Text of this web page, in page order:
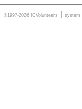
©1997-2026 ICVolunteers system